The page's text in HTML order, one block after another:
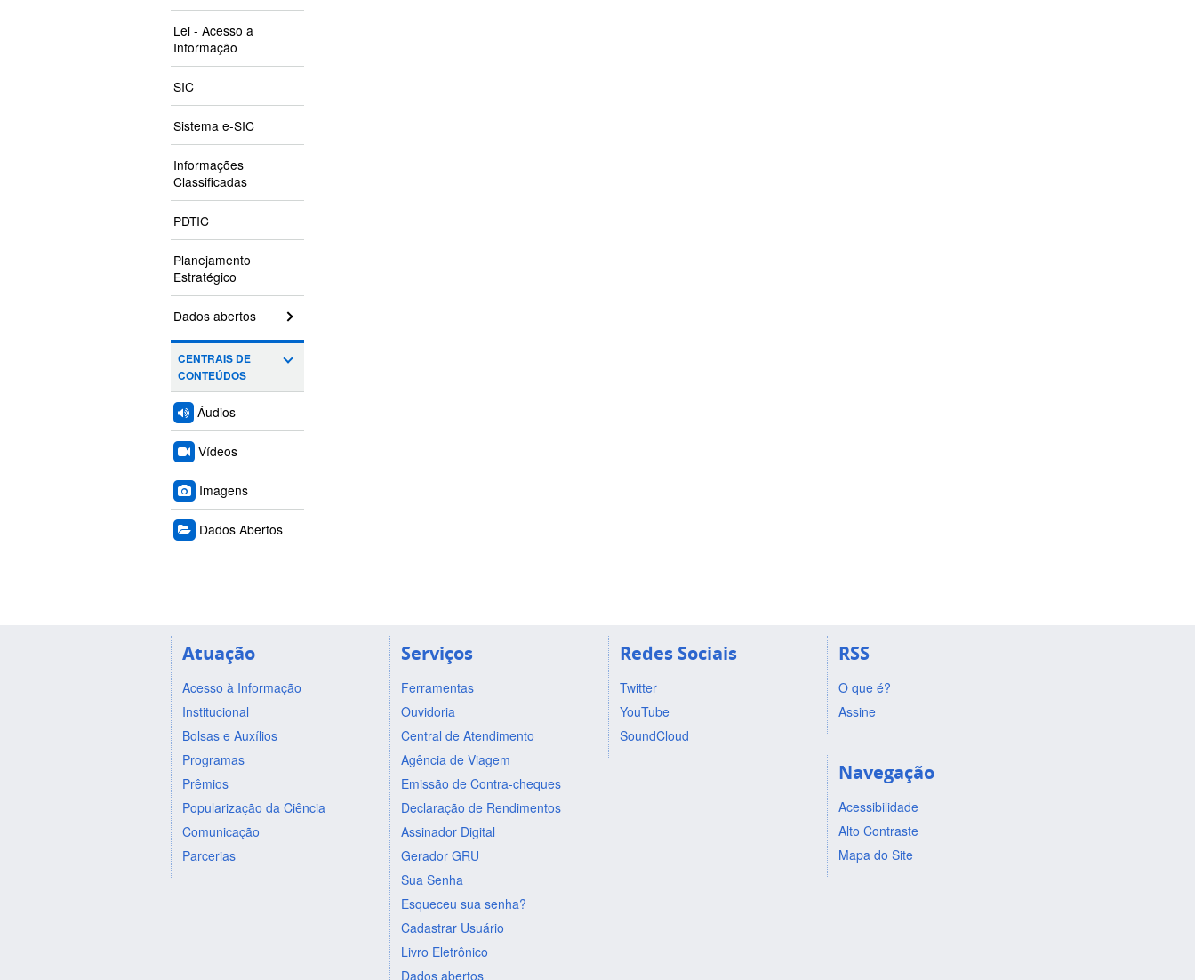
Lei - Acesso a
Informação
SIC
Sistema e-SIC
Informações
Classificadas
PDTIC
Planejamento
Estratégico
Dados abertos
CENTRAIS DE
CONTEÚDOS
Áudios
Vídeos
Imagens
Dados Abertos
Atuação
Acesso à Informação
Institucional
Bolsas e Auxílios
Programas
Prêmios
Popularização da Ciência
Comunicação
Parcerias
Serviços
Ferramentas
Ouvidoria
Central de Atendimento
Agência de Viagem
Emissão de Contra-cheques
Declaração de Rendimentos
Assinador Digital
Gerador GRU
Sua Senha
Esqueceu sua senha?
Cadastrar Usuário
Livro Eletrônico
Dados abertos
Redes Sociais
Twitter
YouTube
SoundCloud
RSS
O que é?
Assine
Navegação
Acessibilidade
Alto Contraste
Mapa do Site